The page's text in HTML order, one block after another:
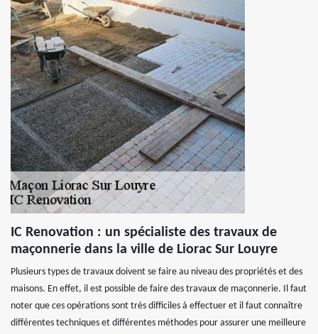
IC Renovation : un spécialiste des travaux de
maçonnerie dans la ville de Liorac Sur Louyre
Plusieurs types de travaux doivent se faire au niveau des propriétés et des
maisons. En effet, il est possible de faire des travaux de maçonnerie. Il faut
noter que ces opérations sont très difficiles à effectuer et il faut connaître
différentes techniques et différentes méthodes pour assurer une meilleure